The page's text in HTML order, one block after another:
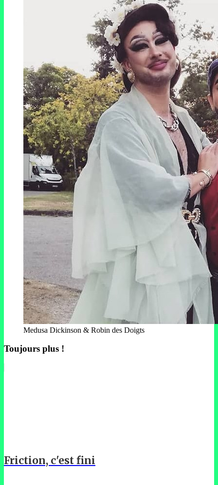
Medusa Dickinson & Robin des Doigts
Toujours plus !
Friction, c'est fini